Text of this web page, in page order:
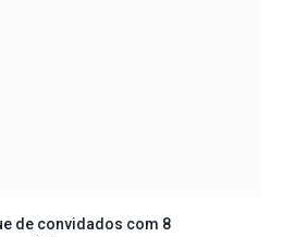
de convidados com 8